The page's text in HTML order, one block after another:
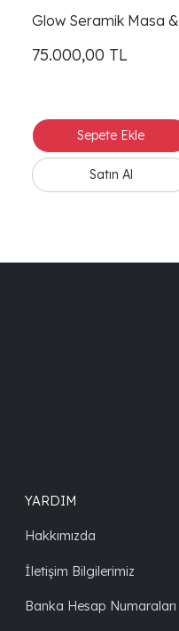
Glow Seramik Masa &
75.000,00 TL
YARDIM
Hakkımızda
İletişim Bilgilerimiz
Banka Hesap Numaraları